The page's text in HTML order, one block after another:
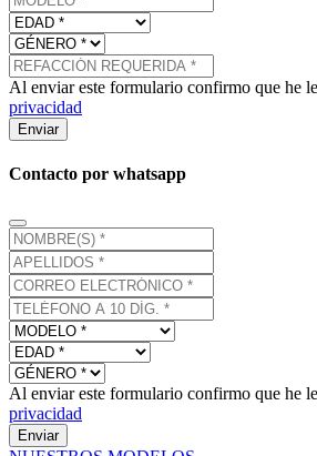
Al enviar este formulario confirmo que he
privacidad
Enviar
Contacto por whatsapp
Al enviar este formulario confirmo que he
privacidad
Enviar